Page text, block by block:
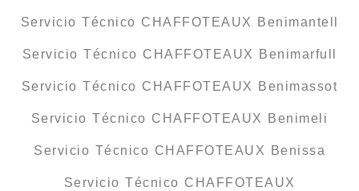
Servicio Técnico CHAFFOTEAUX Benimantell
Servicio Técnico CHAFFOTEAUX Benimarfull
Servicio Técnico CHAFFOTEAUX Benimassot
Servicio Técnico CHAFFOTEAUX Benimeli
Servicio Técnico CHAFFOTEAUX Benissa
Servicio Técnico CHAFFOTEAUX